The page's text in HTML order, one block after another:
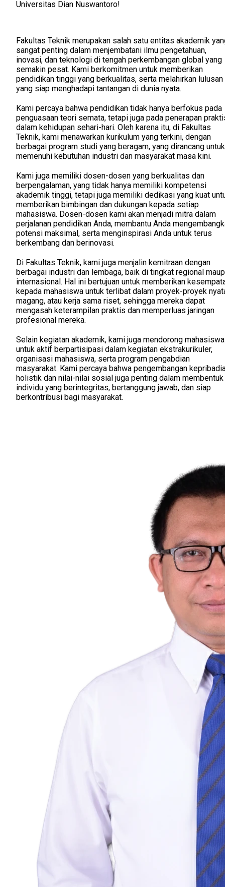
Universitas Dian Nuswantoro!
Fakultas Teknik merupakan salah satu entitas akademik
sangat penting dalam menjembatani ilmu pengetahuan,
inovasi, dan teknologi di tengah perkembangan global yang
semakin pesat. Kami berkomitmen untuk memberikan
pendidikan tinggi yang berkualitas, serta melahirkan lulusan
yang siap menghadapi tantangan di dunia nyata.
Kami percaya bahwa pendidikan tidak hanya berfokus pada
penguasaan teori semata, tetapi juga pada penerapan
dalam kehidupan sehari-hari. Oleh karena itu, di Fakultas
Teknik, kami menawarkan kurikulum yang terkini, dengan
berbagai program studi yang beragam, yang dirancang untuk
memenuhi kebutuhan industri dan masyarakat masa kini.
Kami juga memiliki dosen-dosen yang berkualitas dan
berpengalaman, yang tidak hanya memiliki kompetensi
akademik tinggi, tetapi juga memiliki dedikasi yang kuat
memberikan bimbingan dan dukungan kepada setiap
mahasiswa. Dosen-dosen kami akan menjadi mitra dalam
perjalanan pendidikan Anda, membantu Anda
potensi maksimal, serta menginspirasi Anda untuk terus
berkembang dan berinovasi.
Di Fakultas Teknik, kami juga menjalin kemitraan dengan
berbagai industri dan lembaga, baik di tingkat regional
internasional. Hal ini bertujuan untuk memberikan
kepada mahasiswa untuk terlibat dalam proyek-proyek
magang, atau kerja sama riset, sehingga mereka dapat
mengasah keterampilan praktis dan memperluas jaringan
profesional mereka.
Selain kegiatan akademik, kami juga mendorong mahasiswa
untuk aktif berpartisipasi dalam kegiatan ekstrakurikuler,
organisasi mahasiswa, serta program pengabdian
masyarakat. Kami percaya bahwa pengembangan
holistik dan nilai-nilai sosial juga penting dalam membentuk
individu yang berintegritas, bertanggung jawab, dan siap
berkontribusi bagi masyarakat.